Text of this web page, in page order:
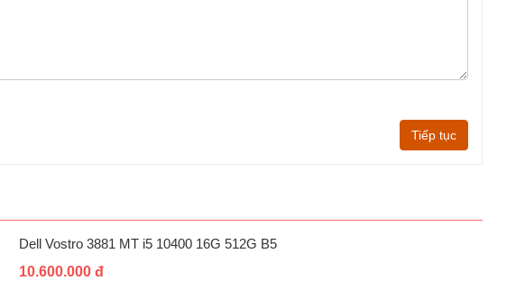
Tiếp tục
Dell Vostro 3881 MT i5 10400 16G 512G B5
10.600.000 đ